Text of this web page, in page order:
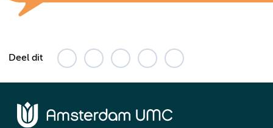
Deel dit